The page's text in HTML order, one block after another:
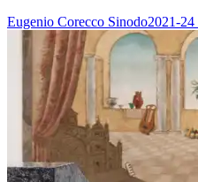
Eugenio Corecco Sinodo2021-24